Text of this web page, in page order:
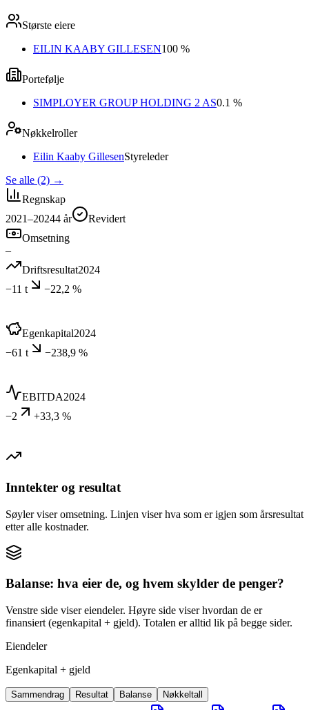
Største eiere
EILIN KAABY GILLESEN100 %
Portefølje
SIMPLOYER GROUP HOLDING 2 AS0.1 %
Nøkkelroller
Eilin Kaaby GillesenStyreleder
Se alle (2) →
Regnskap
2021–20244 år
Revidert
Omsetning
–
Driftsresultat2024
−11 t
−22,2 %
Egenkapital2024
−61 t
−238,9 %
EBITDA2024
−2
+33,3 %
Inntekter og resultat
Søyler viser omsetning. Linjen viser hva som er igjen som årsresultat
etter alle kostnader.
Balanse: hva eier de, og hvem skylder de penger?
Venstre side viser eiendeler. Høyre side viser hvordan de er
finansiert (egenkapital + gjeld). Totalen er alltid lik på begge sider.
Eiendeler
Egenkapital + gjeld
Sammendrag Resultat Balanse Nøkkeltall